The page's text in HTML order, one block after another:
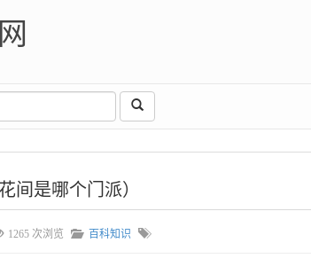
间是哪个门派）
1265 次浏览 百科知识